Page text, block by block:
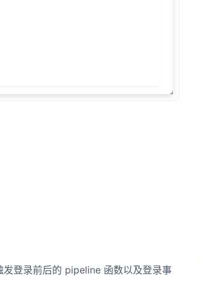
登录前后的 pipeline 函数以及登录事